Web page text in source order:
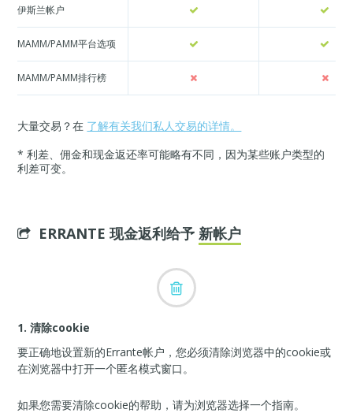
伊斯兰帐户
MAMM/PAMM平台选项
MAMM/PAMM排行榜
大量交易？在 了解有关我们私人交易的详情。
* 利差、佣金和现金返还率可能略有不同，因为某些账户类型的
利差可变。
ERRANTE 现金返利给予新帐户
1. 清除cookie
要正确地设置新的Errante帐户，您必须清除浏览器中的cookie或
在浏览器中打开一个匿名模式窗口。
如果您需要清除cookie的帮助，请为浏览器选择一个指南。